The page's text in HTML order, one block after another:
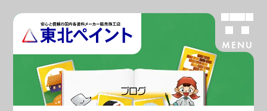
MENU
ブログ